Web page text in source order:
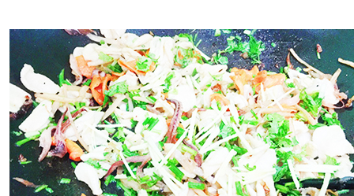
ĐẠI HỘI ĐẢNG CÁC CẤP TRANG CHỦ VỀ BÁO KHÁNH HÒA